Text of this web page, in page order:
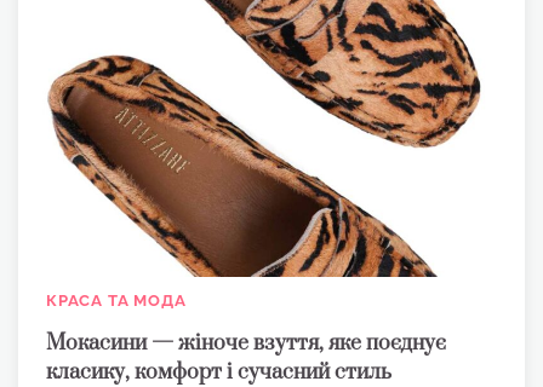
КРАСА ТА МОДА
Мокасини — жіноче взуття, яке поєднує
класику, комфорт і сучасний стиль